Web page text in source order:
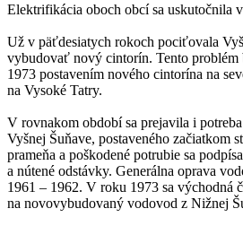
Elektrifikácia oboch obcí sa uskutočnila
Už v päťdesiatych rokoch pociťovala
vybudovať nový cintorín. Tento problém
1973 postavením nového cintorína na
na Vysoké Tatry.
V rovnakom období sa prejavila i
Vyšnej Šuňave, postaveného začiatkom
prameňa a poškodené potrubie sa
a nútené odstávky. Generálna oprava
1961 – 1962. V roku 1973 sa východná
na novovybudovaný vodovod z Nižnej